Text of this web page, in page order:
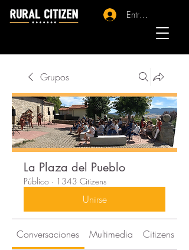
Entrar - Registro
Grupos
La Plaza del Pueblo
Público · 1343 Citizens
Unirse
Conversaciones Multimedia Citizens